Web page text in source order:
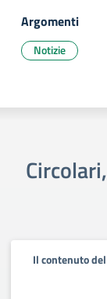
Argomenti
Notizie
Il contenuto